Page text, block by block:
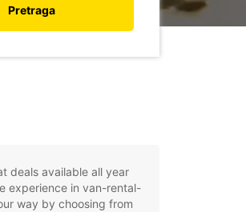
Pretraga
deals available all year
experience in van-rental-
way by choosing from